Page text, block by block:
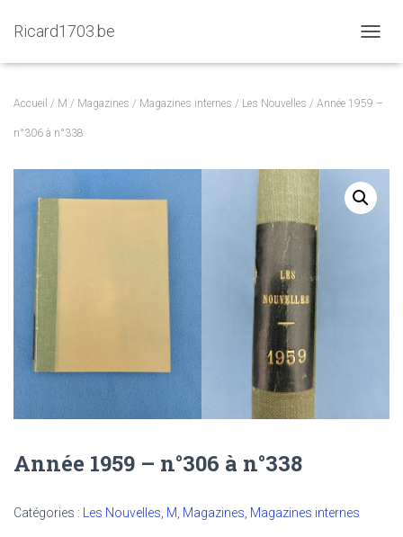
Ricard1703.be
É
L
A
N
Accueil / M / Magazines / Magazines internes / Les Nouvelles / Année 1959 –
n°306 à n°338
Année 1959 – n°306 à n°338
Catégories : Les Nouvelles, M, Magazines, Magazines internes